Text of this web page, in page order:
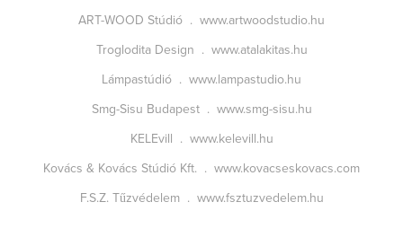
ART-WOOD Stúdió . www.artwoodstudio.hu
Troglodita Design . www.atalakitas.hu
Lámpastúdió . www.lampastudio.hu
Smg-Sisu Budapest . www.smg-sisu.hu
KELEvill . www.kelevill.hu
Kovács & Kovács Stúdió Kft. . www.kovacseskovacs.com
F.S.Z. Tűzvédelem . www.fsztuzvedelem.hu